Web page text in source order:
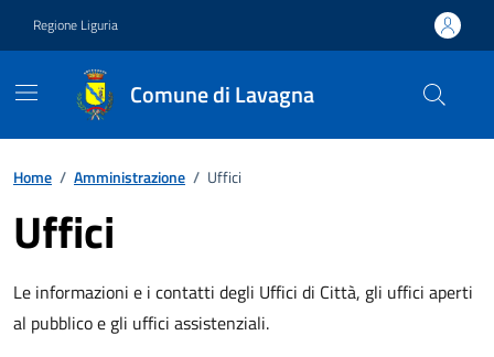
Regione Liguria
Comune di Lavagna
Home / Amministrazione / Uffici
Uffici
Le informazioni e i contatti degli Uffici di Città, gli uffici aperti
al pubblico e gli uffici assistenziali.